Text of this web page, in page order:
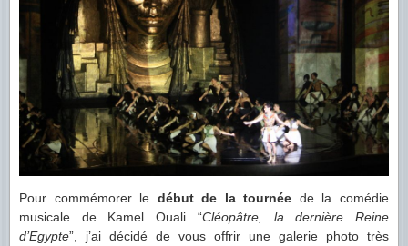
Pour commémorer le début de la tournée de la comédie
musicale de Kamel Ouali “Cléopâtre, la dernière Reine
d’Egypte”, j’ai décidé de vous offrir une galerie photo très